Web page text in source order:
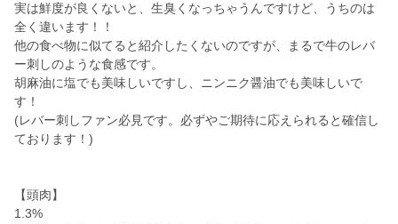
実は鮮度が良くないと、生臭くなっちゃうんですけど、うちのは
全く違います！！
他の食べ物に似てると紹介したくないのですが、まるで牛のレバ
ー刺しのような食感です。
胡麻油に塩でも美味しいですし、ニンニク醤油でも美味しいで
す！
(レバー刺しファン必見です。必ずやご期待に応えられると確信し
ております！)
【頭肉】
1.3%